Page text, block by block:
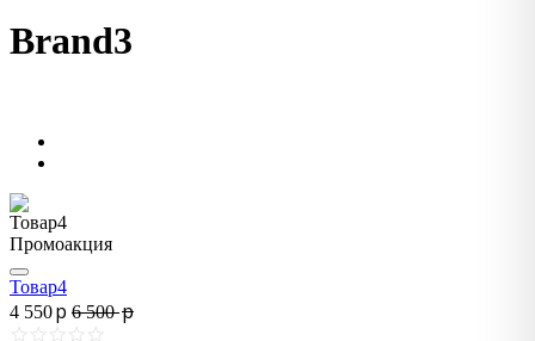
Brand3
Промоакция
Товар4
4 550p 6 500 p